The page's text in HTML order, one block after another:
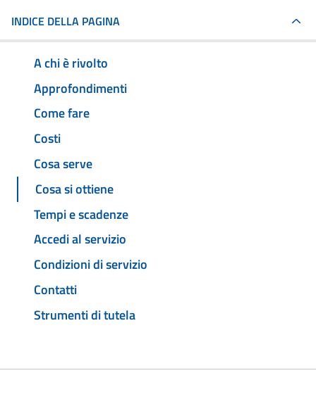
INDICE DELLA PAGINA
A chi è rivolto
Approfondimenti
Come fare
Costi
Cosa serve
Cosa si ottiene
Tempi e scadenze
Accedi al servizio
Condizioni di servizio
Contatti
Strumenti di tutela